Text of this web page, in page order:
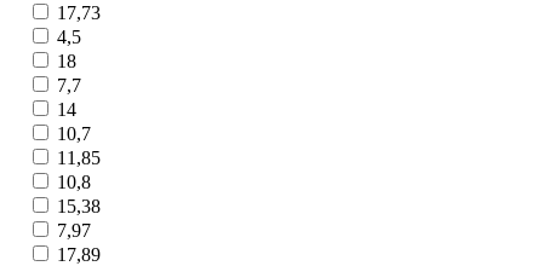
17,73
4,5
18
7,7
14
10,7
11,85
10,8
15,38
7,97
17,89